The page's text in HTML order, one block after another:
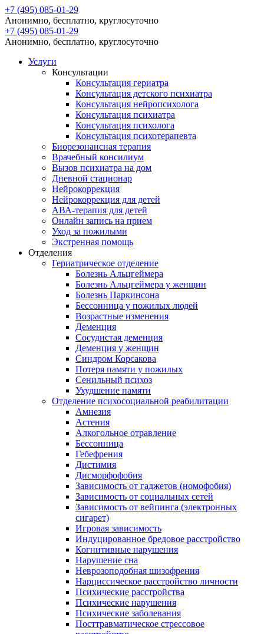
+7 (495) 085-01-29
Анонимно, бесплатно, круглосуточно
+7 (495) 085-01-29
Анонимно, бесплатно, круглосуточно
Услуги
Консультации
Консультация гериатра
Консультация детского психиатра
Консультация нейропсихолога
Консультация психиатра
Консультация психолога
Консультация психотерапевта
Биорезонансная терапия
Врачебный консилиум
Вызов психиатра на дом
Дневной стационар
Нейрокоррекция
Нейрокоррекция для детей
АВА-терапия для детей
Онлайн запись на прием
Уход за пожилыми
Экстренная помощь
Отделения
Гериатрическое отделение
Болезнь Альцгеймера
Болезнь Альцгеймера у женщин
Болезнь Паркинсона
Бессонница у пожилых людей
Возрастные изменения
Деменция
Сосудистая деменция
Деменция у женщин
Синдром Корсакова
Потеря памяти у пожилых
Сенильный психоз
Ухудшение памяти
Отделение психосоциальной реабилитации
Амнезия
Астения
Алкогольное отравление
Бессонница
Гебефрения
Дистимия
Дисморфофобия
Зависимость от гаджетов (номофобия)
Зависимость от социальных сетей
Зависимость от вейпинга (электронных
сигарет)
Игровая зависимость
Индуцированное бредовое расстройство
Когнитивные нарушения
Нарушение сна
Неврозоподобная шизофрения
Нарциссическое расстройство личности
Психические расстройства
Психические нарушения
Психические заболевания
Посттравматическое стрессовое